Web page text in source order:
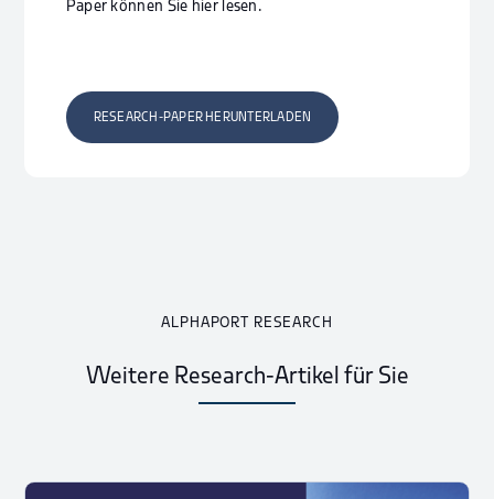
Paper können Sie hier lesen.
RESEARCH-PAPER HERUNTERLADEN
ALPHAPORT RESEARCH
Weitere Research-Artikel für Sie